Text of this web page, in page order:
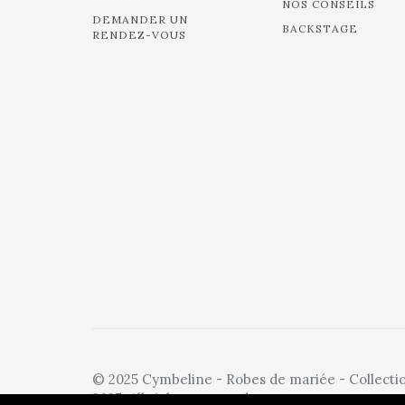
DEMANDER UN
RENDEZ-VOUS
NOS CONSEILS
BACKSTAGE
© 2025 Cymbeline - Robes de mariée -
2025. All rights reserved.